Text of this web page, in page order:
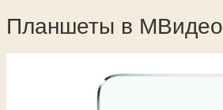
Планшеты в МВидео